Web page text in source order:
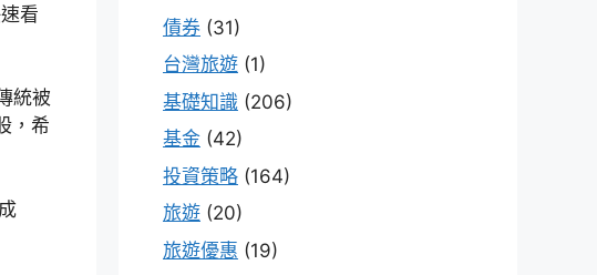
看
統被
，希
債券 (31)
台灣旅遊 (1)
基礎知識 (206)
基金 (42)
投資策略 (164)
旅遊 (20)
旅遊優惠 (19)